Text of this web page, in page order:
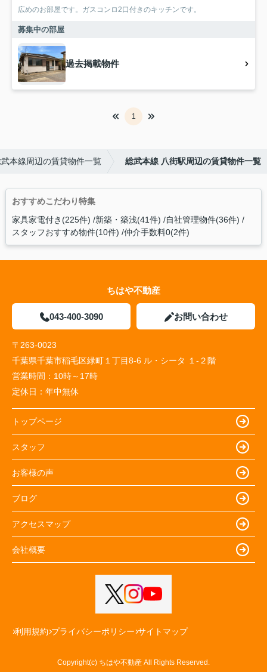
広めのお部屋です。ガスコンロ2口付きのキッチンです。
募集中の部屋
過去掲載物件
1
本線周辺の賃貸物件一覧 総武本線 八街駅周辺の賃貸物件一覧
おすすめこだわり特集
家具家電付き(225件) 新築・築浅(41件) 自社管理物件(36件)
スタッフおすすめ物件(10件) 仲介手数料0(2件)
ちはや不動産
043-400-3090 お問い合わせ
〒263-0023
千葉県千葉市稲毛区緑町１丁目8-6 ル・シータ １-２階
営業時間： 10時～17時
定休日： 年中無休
トップページ
スタッフ
お客様の声
ブログ
アクセスマップ
会社概要
利用規約 プライバシーポリシー サイトマップ
Copyright(c) ちはや不動産 All Rights Reserved.